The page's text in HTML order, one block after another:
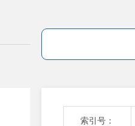
索引号：